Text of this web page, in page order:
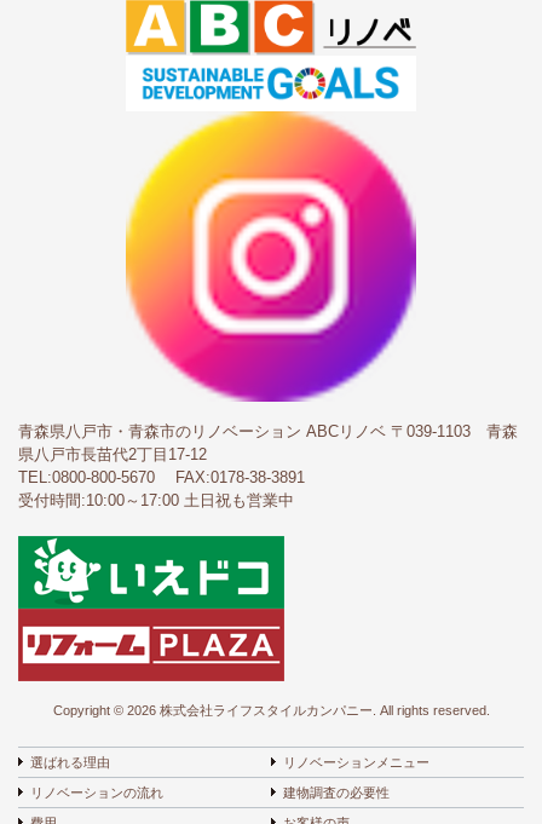
青森県八戸市・青森市のリノベーション ABCリノベ 〒039-1103 青森
県八戸市長苗代2丁目17-12
TEL:0800-800-5670 FAX:0178-38-3891
受付時間:10:00～17:00 土日祝も営業中
Copyright © 2026 株式会社ライフスタイルカンパニー. All rights reserved.
選ばれる理由 リノベーションメニュー
リノベーションの流れ 建物調査の必要性